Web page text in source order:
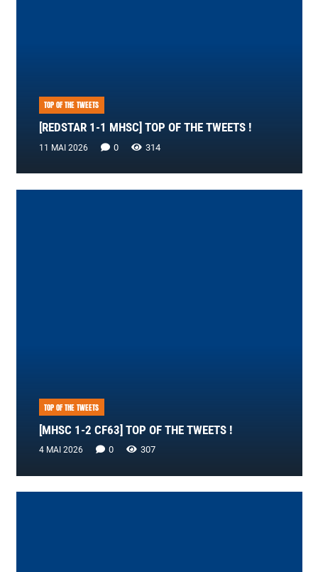
TOP OF THE TWEETS
[REDSTAR 1-1 MHSC] TOP OF THE TWEETS !
11 MAI 2026 0 314
TOP OF THE TWEETS
[MHSC 1-2 CF63] TOP OF THE TWEETS !
4 MAI 2026 0 307